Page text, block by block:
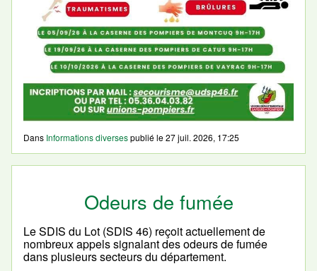
Dans Informations diversespublié le27 juil. 2026, 17:25
Odeurs de fumée
Le SDIS du Lot (SDIS 46) reçoit actuellement de
nombreux appels signalant des odeurs de fumée
dans plusieurs secteurs du département.